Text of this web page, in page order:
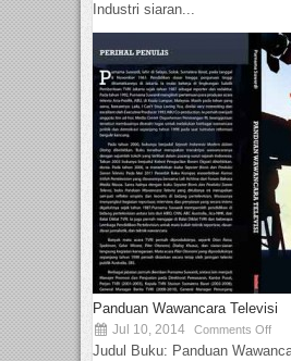
Industri siaran...
Panduan Wawancara Televisi
Jul 10, 2014 Comments Off
Judul Buku: Panduan